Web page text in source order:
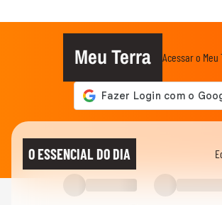
Meu Terra Acessar o
O ESSENCIAL DO DIA